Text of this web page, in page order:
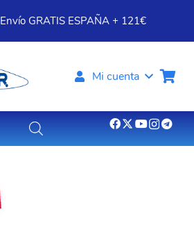
Envío GRATIS ESPAÑA + 121€
Mi cuenta